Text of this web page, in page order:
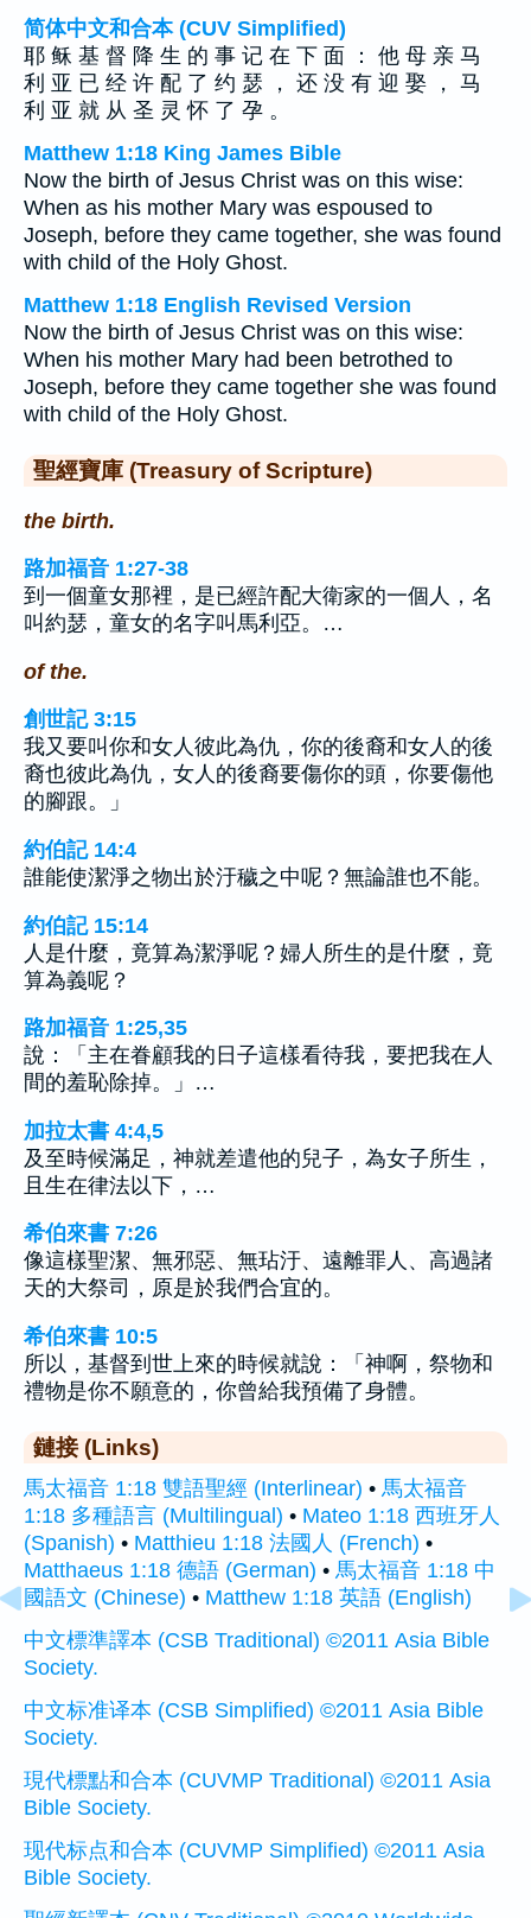
简体中文和合本 (CUV Simplified)
耶 稣 基 督 降 生 的 事 记 在 下 面 ： 他 母 亲 马
利 亚 已 经 许 配 了 约 瑟 ， 还 没 有 迎 娶 ， 马
利 亚 就 从 圣 灵 怀 了 孕 。
Matthew 1:18 King James Bible
Now the birth of Jesus Christ was on this wise:
When as his mother Mary was espoused to
Joseph, before they came together, she was found
with child of the Holy Ghost.
Matthew 1:18 English Revised Version
Now the birth of Jesus Christ was on this wise:
When his mother Mary had been betrothed to
Joseph, before they came together she was found
with child of the Holy Ghost.
聖經寶庫 (Treasury of Scripture)
the birth.
路加福音 1:27-38
到一個童女那裡，是已經許配大衛家的一個人，名
叫約瑟，童女的名字叫馬利亞。…
of the.
創世記 3:15
我又要叫你和女人彼此為仇，你的後裔和女人的後
裔也彼此為仇，女人的後裔要傷你的頭，你要傷他
的腳跟。」
約伯記 14:4
誰能使潔淨之物出於汙穢之中呢？無論誰也不能。
約伯記 15:14
人是什麼，竟算為潔淨呢？婦人所生的是什麼，竟
算為義呢？
路加福音 1:25,35
說：「主在眷顧我的日子這樣看待我，要把我在人
間的羞恥除掉。」…
加拉太書 4:4,5
及至時候滿足，神就差遣他的兒子，為女子所生，
且生在律法以下，…
希伯來書 7:26
像這樣聖潔、無邪惡、無玷汙、遠離罪人、高過諸
天的大祭司，原是於我們合宜的。
希伯來書 10:5
所以，基督到世上來的時候就說：「神啊，祭物和
禮物是你不願意的，你曾給我預備了身體。
鏈接 (Links)
馬太福音 1:18 雙語聖經 (Interlinear) • 馬太福音
1:18 多種語言 (Multilingual) • Mateo 1:18 西班牙人
(Spanish) • Matthieu 1:18 法國人 (French) •
Matthaeus 1:18 德語 (German) • 馬太福音 1:18 中
國語文 (Chinese) • Matthew 1:18 英語 (English)
中文標準譯本 (CSB Traditional) ©2011 Asia Bible
Society.
中文标准译本 (CSB Simplified) ©2011 Asia Bible
Society.
現代標點和合本 (CUVMP Traditional) ©2011 Asia
Bible Society.
现代标点和合本 (CUVMP Simplified) ©2011 Asia
Bible Society.